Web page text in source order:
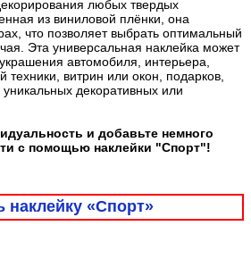
любых твердых
из виниловой плёнки, она
что позволяет выбрать оптимальный
Эта универсальная наклейка может
автомобиля, интерьера,
витрин или окон, подарков,
декоративных или
и добавьте немного
с помощью наклейки "Спорт"!
наклейку «Спорт»